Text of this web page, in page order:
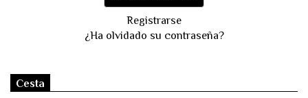
Registrarse
¿Ha olvidado su contraseña?
Cesta